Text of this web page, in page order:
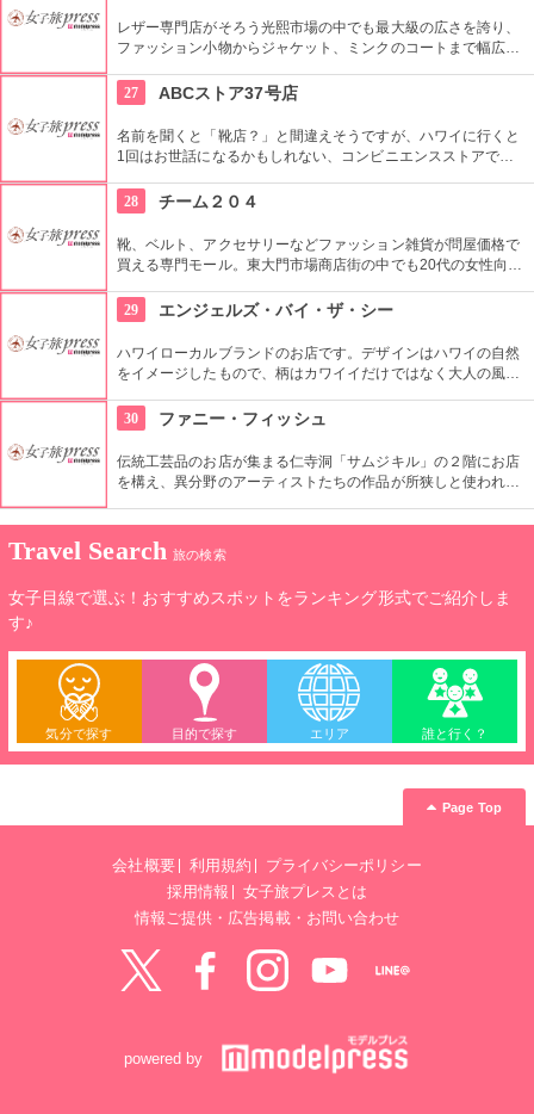
レザー専門店がそろう光熙市場の中でも最大級の広さを誇り、
ファッション小物からジャケット、ミンクのコートまで幅広い
ダーメイドも可能で、欲しいデザインや素材を相談しながら決
められます。
27 ABCストア37号店
名前を聞くと「靴店？」と間違えそうですが、ハワイに行くと
1回はお世話になるかもしれない、コンビニエンスストアで
店で、食品やおみやげがあるほかに、コンビニなのにファッシ
ョンアイテムまであります。
28 チーム２０４
靴、ベルト、アクセサリーなどファッション雑貨が問屋価格で
買える専門モール。東大門市場商店街の中でも20代の女性向け
る中から掘り出し物を見つけるのも楽しいですね。
29 エンジェルズ・バイ・ザ・シー
ハワイローカルブランドのお店です。デザインはハワイの自然
をイメージしたもので、柄はカワイイだけではなく大人の風格
速ハワイのビーチで着てみたいですね。
30 ファニー・フィッシュ
伝統工芸品のお店が集まる仁寺洞「サムジキル」の２階にお店
を構え、異分野のアーティストたちの作品が所狭しと使われた
伝統を重んじつつセンスのよいアレンジが施された商品が人気
です。
Travel Search 旅の検索
女子目線で選ぶ！おすすめスポットをランキング形式でご紹介しま
す♪
気分で探す 目的で探す エリア 誰と行く？
Page Top
会社概要 利用規約
プライバシーポリシー
採用情報
女子旅プレスとは
情報ご提供・広告掲載・お問い合わせ
powered by